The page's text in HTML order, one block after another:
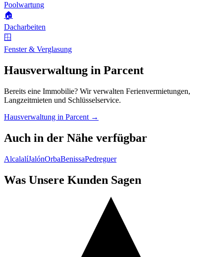
Poolwartung
🏠
Dacharbeiten
🪟
Fenster & Verglasung
Hausverwaltung in Parcent
Bereits eine Immobilie? Wir verwalten Ferienvermietungen,
Langzeitmieten und Schlüsselservice.
Hausverwaltung in Parcent →
Auch in der Nähe verfügbar
AlcalalíJalónOrbaBenissaPedreguer
Was Unsere Kunden Sagen